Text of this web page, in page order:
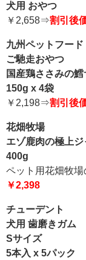
犬用 おやつ
￥2,658⇒割引後
九州ペットフード
ご馳走おやつ
国産鶏ささみの鱈
150g x 4袋
￥2,198⇒割引後
花畑牧場
エゾ鹿肉の極上
400g
ペット用花畑牧場
￥2,398
チューデント
犬用 歯磨きガム
Sサイズ
5本入 x 5パック